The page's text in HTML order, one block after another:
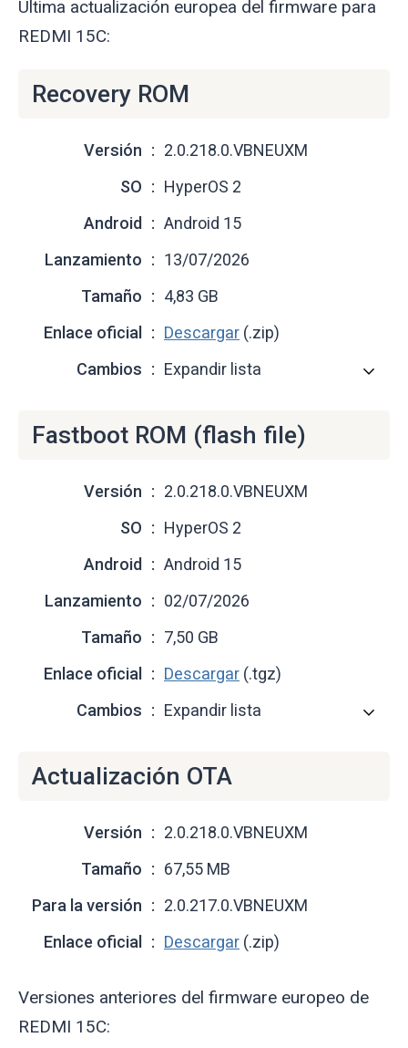
Última actualización europea del firmware para
REDMI 15C:
Recovery ROM
Versión
2.0.218.0.VBNEUXM
SO
HyperOS 2
Android
Android 15
Lanzamiento
13/07/2026
Tamaño
4,83 GB
Enlace oficial
Descargar (.zip)
Cambios
Expandir lista
Fastboot ROM (flash file)
Versión
2.0.218.0.VBNEUXM
SO
HyperOS 2
Android
Android 15
Lanzamiento
02/07/2026
Tamaño
7,50 GB
Enlace oficial
Descargar (.tgz)
Cambios
Expandir lista
Actualización OTA
Versión
2.0.218.0.VBNEUXM
Tamaño
67,55 MB
Para la versión
2.0.217.0.VBNEUXM
Enlace oficial
Descargar (.zip)
Versiones anteriores del firmware europeo de
REDMI 15C: